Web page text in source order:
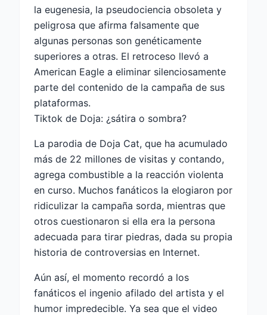
la eugenesia, la pseudociencia obsoleta y
peligrosa que afirma falsamente que
algunas personas son genéticamente
superiores a otras. El retroceso llevó a
American Eagle a eliminar silenciosamente
parte del contenido de la campaña de sus
plataformas.
Tiktok de Doja: ¿sátira o sombra?
La parodia de Doja Cat, que ha acumulado
más de 22 millones de visitas y contando,
agrega combustible a la reacción violenta
en curso. Muchos fanáticos la elogiaron por
ridiculizar la campaña sorda, mientras que
otros cuestionaron si ella era la persona
adecuada para tirar piedras, dada su propia
historia de controversias en Internet.
Aún así, el momento recordó a los
fanáticos el ingenio afilado del artista y el
humor impredecible. Ya sea que el video